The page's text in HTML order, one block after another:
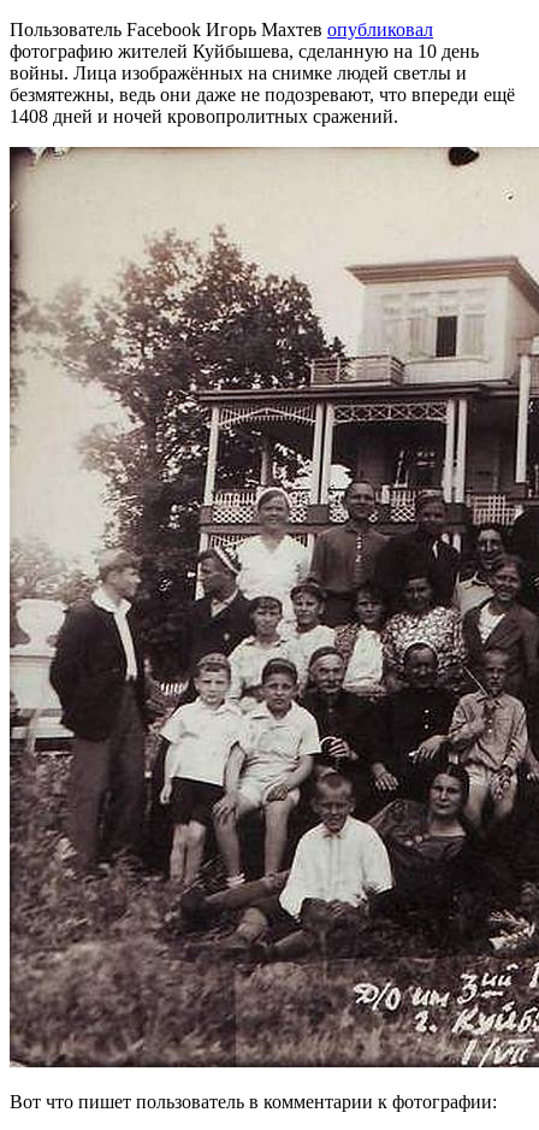
Пользователь Facebook Игорь Махтев опубликовал
фотографию жителей Куйбышева, сделанную на 10 день
войны. Лица изображённых на снимке людей светлы и
безмятежны, ведь они даже не подозревают, что впереди ещё
1408 дней и ночей кровопролитных сражений.
Вот что пишет пользователь в комментарии к фотографии: